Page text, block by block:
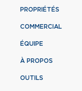
PROPRIÉTÉS
COMMERCIAL
ÉQUIPE
À PROPOS
OUTILS